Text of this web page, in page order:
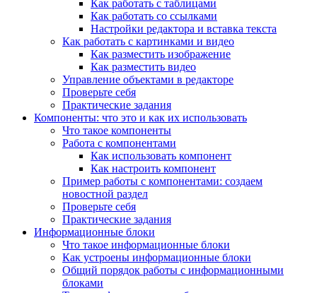
Как работать с таблицами
Как работать со ссылками
Настройки редактора и вставка текста
Как работать с картинками и видео
Как разместить изображение
Как разместить видео
Управление объектами в редакторе
Проверьте себя
Практические задания
Компоненты: что это и как их использовать
Что такое компоненты
Работа с компонентами
Как использовать компонент
Как настроить компонент
Пример работы с компонентами: создаем
новостной раздел
Проверьте себя
Практические задания
Информационные блоки
Что такое информационные блоки
Как устроены информационные блоки
Общий порядок работы с информационными
блоками